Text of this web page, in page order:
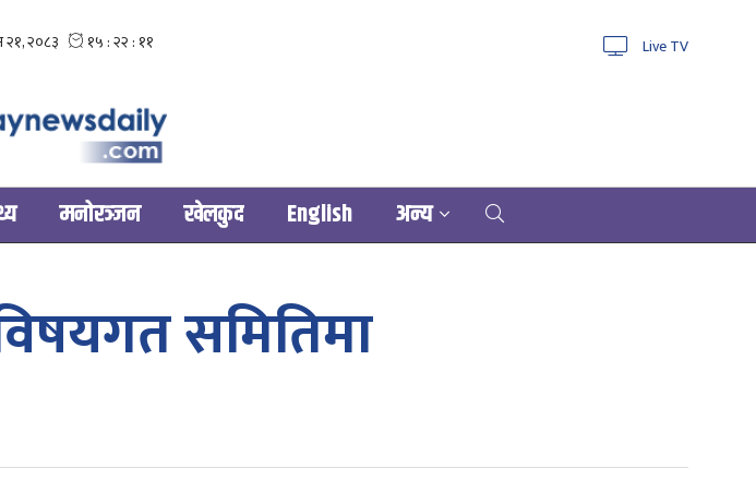
Live TV
मनोरञ्‍जन खेलकुद English अन्य
समितिमा